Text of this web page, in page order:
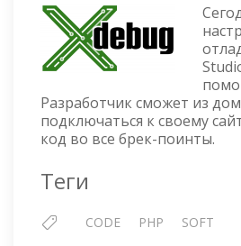
Разработчик сможет из
подключаться к своему
код во все брек-поинты.
Теги
CODE PHP SOFT